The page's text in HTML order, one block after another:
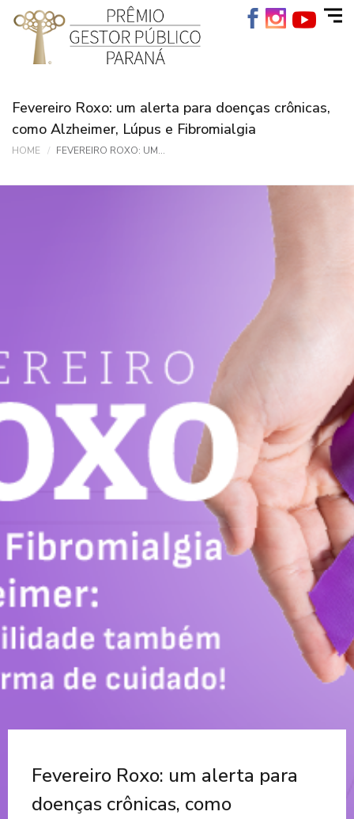
Fevereiro Roxo: um alerta para doenças crônicas,
como Alzheimer, Lúpus e Fibromialgia
HOME FEVEREIRO ROXO: UM...
Fevereiro Roxo: um alerta para
doenças crônicas, como